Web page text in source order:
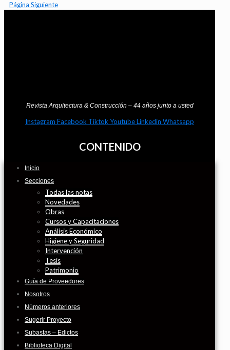
Página Siguiente
Revista Arquitectura & Construcción – 44 años junto a usted
Instagram Facebook Tiktok YoutubeLinkedin Whatsapp
CONTENIDO
Inicio
Secciones
Todas las notas
Novedades
Obras
Cursos y Capacitaciones
Análisis Económico
Higiene y Seguridad
Intervención
Tesis
Patrimonio
Guía de Proveedores
Nosotros
Números anteriores
Sugerir Proyecto
Subastas – Edictos
Biblioteca Digital